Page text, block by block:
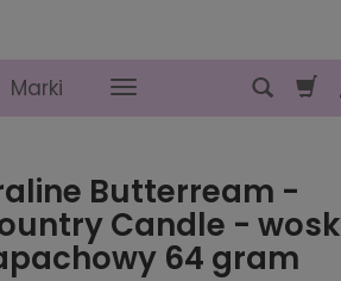
Marki
Butterream -
Candle - wosk
64 gram